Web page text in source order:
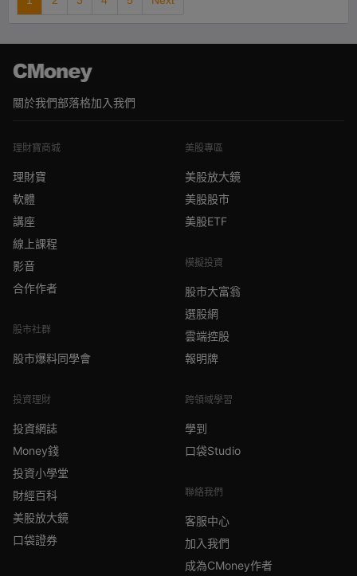
關於我們部落格加入我們
理財寶商城
理財寶
軟體
講座
線上課程
影音
合作作者
股市社群
股市爆料同學會
投資理財
投資網誌
Money錢
投資小學堂
財經百科
美股放大鏡
口袋證券
美股專區
美股放大鏡
美股股市
美股ETF
模擬投資
股市大富翁
選股網
雲端控股
報明牌
跨領域學習
學到
口袋Studio
聯絡我們
客服中心
加入我們
成為CMoney作者